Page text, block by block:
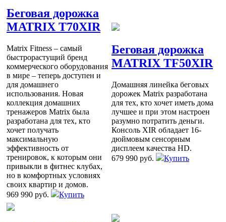
Беговая дорожка
MATRIX T70XIR
Matrix Fitness – самый
быстрорастущий бренд
коммерческого оборудования
в мире – теперь доступен и
для домашнего
использования. Новая
коллекция домашних
тренажеров Matrix была
разработана для тех, кто
хочет получать
максимальную
эффективность от
тренировок, к которым они
привыкли в фитнес клубах,
но в комфортных условиях
своих квартир и домов.
969 990 руб.
Купить
Беговая дорожка
MATRIX TF50XIR
Домашняя линейка беговых
дорожек Matrix разработана
для тех, кто хочет иметь дома
лучшее и при этом настроен
разумно потратить деньги.
Консоль XIR обладает 16-
дюймовым сенсорным
дисплеем качества HD.
679 990 руб.
Купить